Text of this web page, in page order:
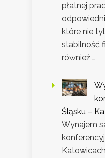
płatnej
które nie
stabilność
również …
Śląsku –
Wynajem